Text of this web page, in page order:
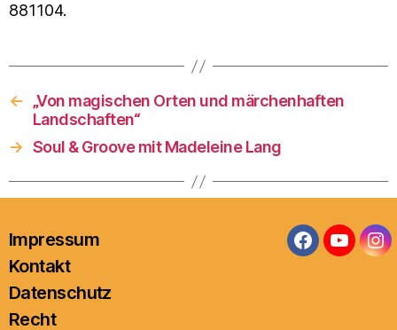
881104.
←
„Von magischen Orten und märchenhaften
Landschaften“
→ Soul & Groove mit Madeleine Lang
Impressum
Kontakt
Datenschutz
Recht
Facebook